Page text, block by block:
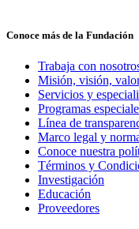
Conoce más de la Fundación
Trabaja con
Misión, visión,
Servicios y
Programas
Línea de
Marco legal y
Conoce nuestra
Términos y
Investigación
Educación
Proveedores